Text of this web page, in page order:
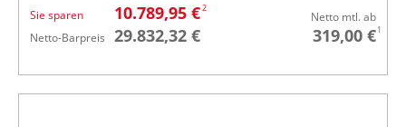
Sie sparen 10.789,95 €2
Netto-Barpreis 29.832,32 €
Netto mtl. ab
319,00 €1